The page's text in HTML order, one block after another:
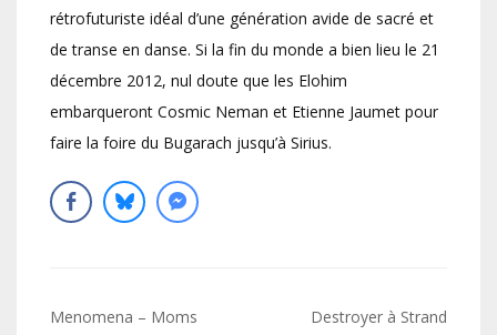
rétrofuturiste idéal d’une génération avide de sacré et
de transe en danse. Si la fin du monde a bien lieu le 21
décembre 2012, nul doute que les Elohim
embarqueront Cosmic Neman et Etienne Jaumet pour
faire la foire du Bugarach jusqu’à Sirius.
Navigation
Menomena – Moms Destroyer à Strand